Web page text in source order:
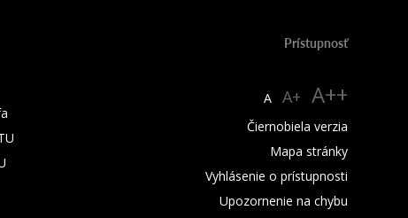
Prístupnosť
A A+ A++
Čiernobiela verzia
Mapa stránky
Vyhlásenie o prístupnosti
Upozornenie na chybu